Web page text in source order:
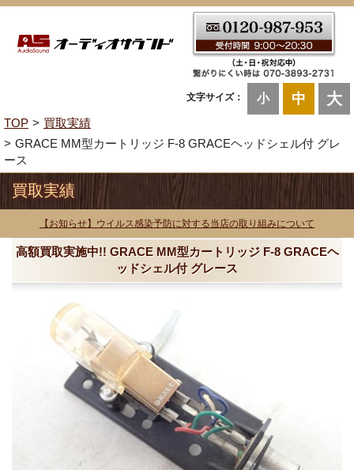
文字サイズ： 小 中 大
TOP
買取実績
GRACE MM型カートリッジ F-8 GRACEヘッドシェル付 グレ
ース
買取実績
【お知らせ】ウイルス感染予防に対する当店の取り組みについて
高額買取実施中!! GRACE MM型カートリッジ F-8 GRACEヘ
ッドシェル付 グレース